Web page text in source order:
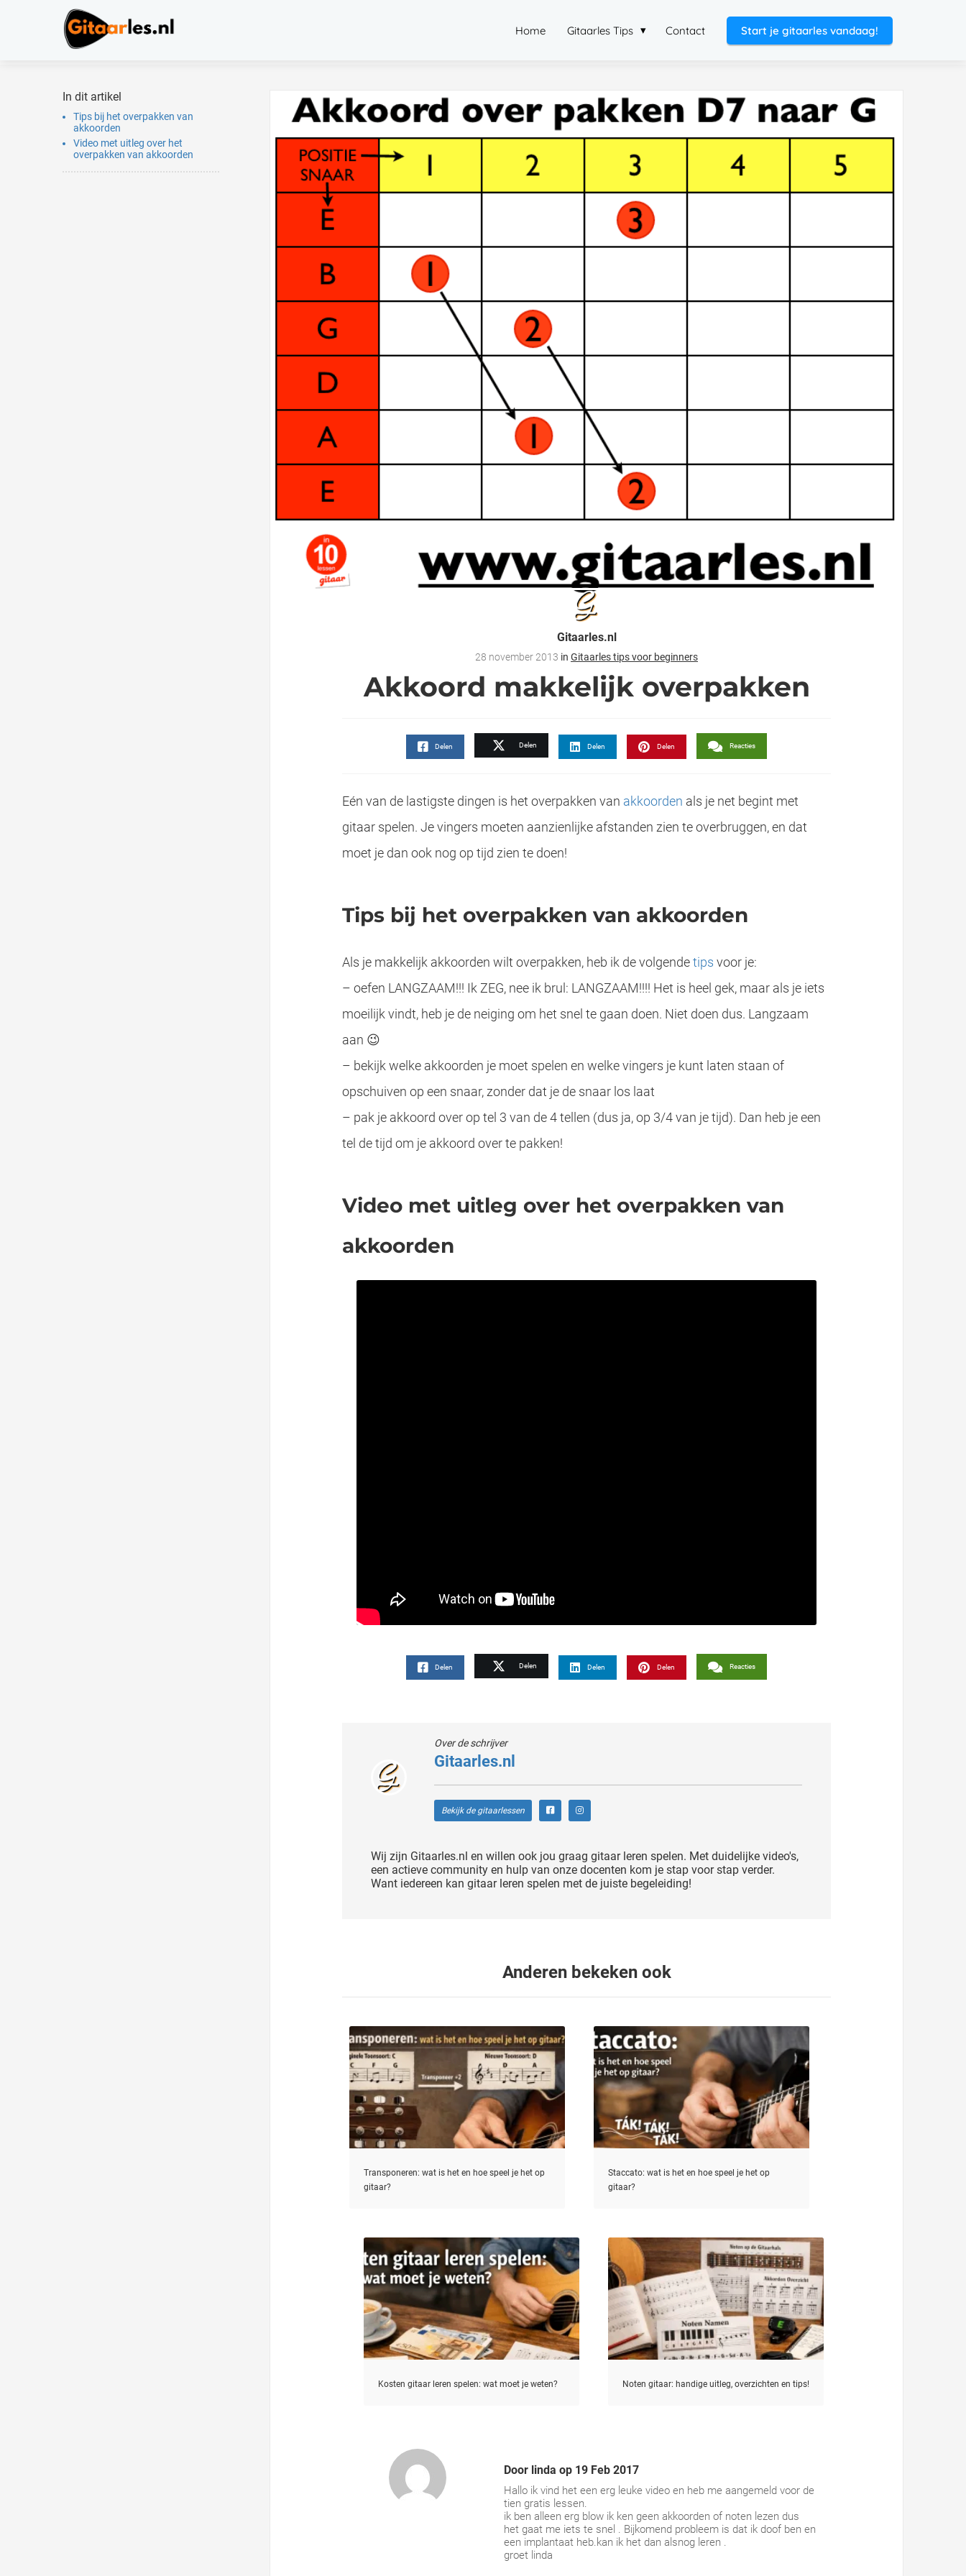
Home Gitaarles Tips Contact Start je gitaarles vandaag!
In dit artikel
Tips bij het overpakken van
akkoorden
Video met uitleg over het
overpakken van akkoorden
Gitaarles.nl
28 november 2013 in Gitaarles tips voor beginners
Akkoord makkelijk overpakken
Delen Delen Delen Delen Reacties
Eén van de lastigste dingen is het overpakken van akkoorden als je net begint met
gitaar spelen. Je vingers moeten aanzienlijke afstanden zien te overbruggen, en dat
moet je dan ook nog op tijd zien te doen!
Tips bij het overpakken van akkoorden
Als je makkelijk akkoorden wilt overpakken, heb ik de volgendetips voor je:
– oefen LANGZAAM!!! Ik ZEG, nee ik brul: LANGZAAM!!!! Het is heel gek, maar als je iets
moeilijk vindt, heb je de neiging om het snel te gaan doen. Niet doen dus. Langzaam
aan 😉
– bekijk welke akkoorden je moet spelen en welke vingers je kunt laten staan of
opschuiven op een snaar, zonder dat je de snaar los laat
– pak je akkoord over op tel 3 van de 4 tellen (dus ja, op 3/4 van je tijd). Dan heb je een
tel de tijd om je akkoord over te pakken!
Video met uitleg over het overpakken van
akkoorden
Delen Delen Delen Delen Reacties
Over de schrijver
Gitaarles.nl
Bekijk de gitaarlessen
Wij zijn Gitaarles.nl en willen ook jou graag gitaar leren spelen. Met duidelijke video's,
een actieve community en hulp van onze docenten kom je stap voor stap verder.
Want iedereen kan gitaar leren spelen met de juiste begeleiding!
Anderen bekeken ook
Transponeren: wat is het en hoe speel je het op
gitaar?
Staccato: wat is het en hoe speel je het op
gitaar?
Kosten gitaar leren spelen: wat moet je weten? Noten gitaar: handige uitleg, overzichten en tips!
Door linda op 19 Feb 2017
Hallo ik vind het een erg leuke video en heb me aangemeld voor de
tien gratis lessen.
ik ben alleen erg blow ik ken geen akkoorden of noten lezen dus
het gaat me iets te snel . Bijkomend probleem is dat ik doof ben en
een implantaat heb.kan ik het dan alsnog leren .
groet linda